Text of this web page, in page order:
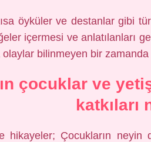
öyküler ve destanlar gibi
içermesi ve anlatılanları
olaylar bilinmeyen bir
çocuklar ve
katkıları
hikayeler; Çocukların